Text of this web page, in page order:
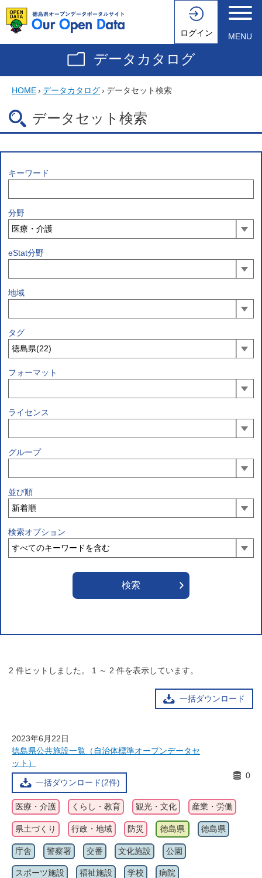
ログイン MENU
データカタログ
HOME› データカタログ› データセット検索
データセット検索
キーワード
分野
eStat分野
地域
タグ
フォーマット
ライセンス
グループ
並び順
検索オプション
2 件ヒットしました。 1 ～ 2 件を表示しています。
一括ダウンロード
2023年6月22日
徳島県公共施設一覧（自治体標準オープンデータセ
ット）
一括ダウンロード(2件)
0
医療・介護 くらし・教育 観光・文化 産業・労働
県土づくり 行政・地域 防災 徳島県 徳島県
庁舎 警察署 交番 文化施設 公園
スポーツ施設 福祉施設 学校 病院